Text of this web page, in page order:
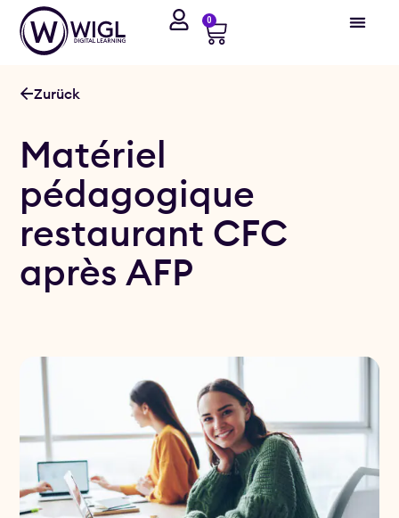
0
Zurück
Matériel
pédagogique
restaurant CFC
après AFP